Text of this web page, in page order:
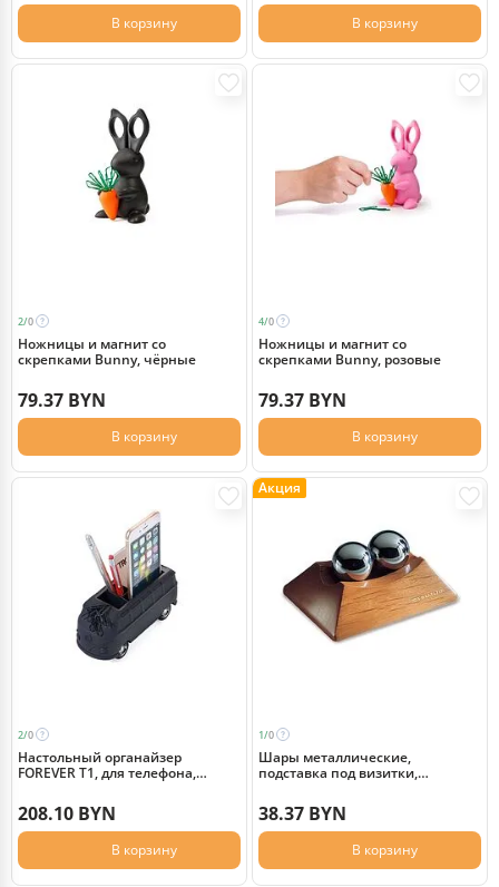
В корзину В корзину
2/0
Ножницы и магнит со
скрепками Bunny, чёрные
79.37 BYN
В корзину
4/0
Ножницы и магнит со
скрепками Bunny, розовые
79.37 BYN
В корзину
2/0
Настольный органайзер
FOREVER T1, для телефона,
мелочей, черный
208.10 BYN
В корзину
Акция
1/0
Шары металлические,
подставка под визитки,
деревянной подставкой,
коричневый
38.37 BYN
В корзину